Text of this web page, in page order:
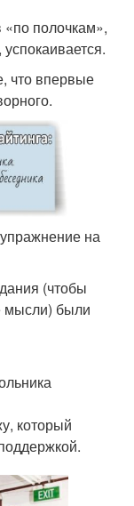
«по полочкам»,
что впервые
на
(чтобы
мысли) были
который